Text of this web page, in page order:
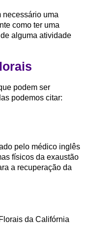
necessário uma
como ter uma
alguma atividade
podem ser
podemos citar:
pelo médico inglês
físicos da exaustão
a recuperação da
da Califórnia